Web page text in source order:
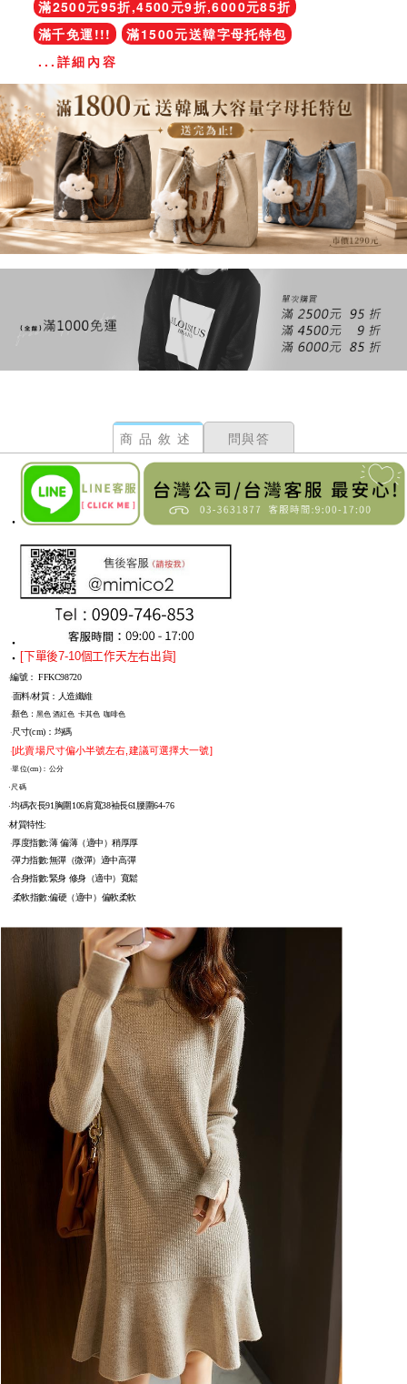
滿2500元95折,4500元9折,6000元85折
滿千免運!!!
滿1500元送韓字母托特包
...詳細內容
商品敘述 問與答